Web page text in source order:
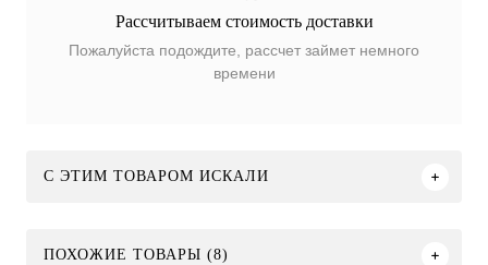
Рассчитываем стоимость доставки
Пожалуйста подождите, рассчет займет немного
времени
C ЭТИМ ТОВАРОМ ИСКАЛИ
ПОХОЖИЕ ТОВАРЫ (8)